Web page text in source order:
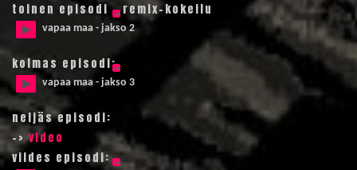
toinen episodi – remix-kokeilu
vapaa maa - jakso 2
kolmas episodi:
vapaa maa - jakso 3
neljäs episodi:
->video
viides episodi: